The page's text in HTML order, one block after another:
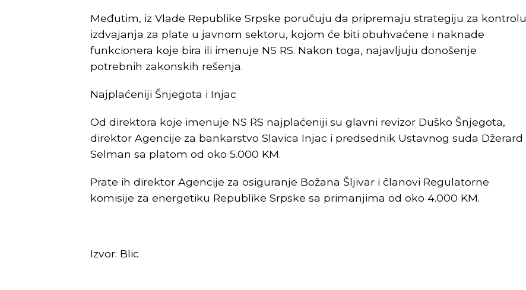
Međutim, iz Vlade Republike Srpske poručuju da pripremaju strategiju za kontrolu
izdvajanja za plate u javnom sektoru, kojom će biti obuhvaćene i naknade
funkcionera koje bira ili imenuje NS RS. Nakon toga, najavljuju donošenje
potrebnih zakonskih rešenja.
Najplaćeniji Šnjegota i Injac
Od direktora koje imenuje NS RS najplaćeniji su glavni revizor Duško Šnjegota,
direktor Agencije za bankarstvo Slavica Injac i predsednik Ustavnog suda Džerard
Selman sa platom od oko 5.000 KM.
Prate ih direktor Agencije za osiguranje Božana Šljivar i članovi Regulatorne
komisije za energetiku Republike Srpske sa primanjima od oko 4.000 KM.
Izvor: Blic